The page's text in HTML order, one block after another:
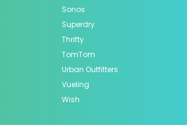
Sonos
Superdry
Thrifty
TomTom
Urban Outfitters
Vueling
Wish